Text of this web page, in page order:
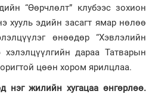
“Өөрчлөлт” клубээс зохион
хууль эдийн засагт ямар нөлөө
өнөөдөр “Хэвлэлийн
дараа Татварын
цөөн хором ярилцлаа.
нэг жилийн хугацаа өнгөрлөө.